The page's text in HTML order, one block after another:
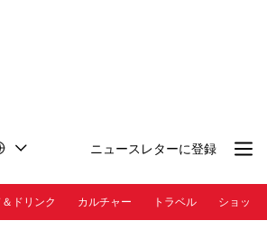
ニュースレターに登録
＆ドリンク カルチャー トラベル ショッピ